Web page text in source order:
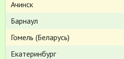
Ачинск
Барнаул
Гомель (Беларусь)
Екатеринбург